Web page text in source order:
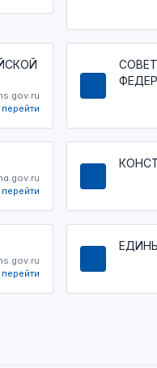
перейти
перейти
перейти